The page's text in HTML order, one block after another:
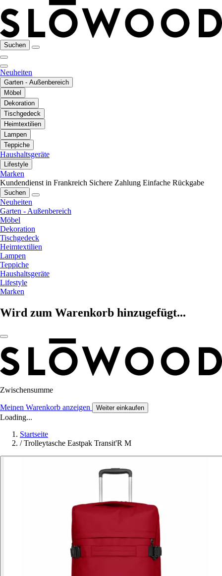
Suchen
Neuheiten
Garten - Außenbereich
Möbel
Dekoration
Tischgedeck
Heimtextilien
Lampen
Teppiche
Haushaltsgeräte
Lifestyle
Marken
Kundendienst in Frankreich Sichere Zahlung Einfache Rückgabe
Suchen
Neuheiten
Garten - Außenbereich
Möbel
Dekoration
Tischgedeck
Heimtextilien
Lampen
Teppiche
Haushaltsgeräte
Lifestyle
Marken
Wird zum Warenkorb hinzugefügt...
Zwischensumme
Meinen Warenkorb anzeigen Weiter einkaufen
Loading...
Startseite
/ Trolleytasche Eastpak Transit'R M